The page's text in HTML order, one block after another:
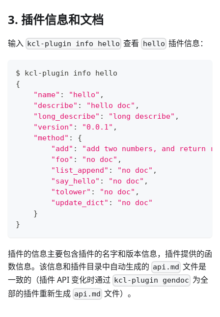
3. 插件信息和文档
输入 kcl-plugin info hello 查看 hello 插件信息：
$ kcl-plugin info hello
{
"name" : "hello" ,
"describe" : "hello doc" ,
"long_describe" : "long describe" ,
"version" : "0.0.1" ,
"method" :
{
"add" :
"add two numbers, and return
"foo" : "no doc" ,
"list_append" : "no doc" ,
"say_hello" : "no doc" ,
"tolower" : "no doc" ,
"update_dict" :
"no doc"
}
}
插件的信息主要包含插件的名字和版本信息，插件提供的函
数信息。该信息和插件目录中自动生成的 api.md 文件是
一致的（插件 API 变化时通过 kcl-plugin gendoc 为全
部的插件重新生成 api.md 文件）。